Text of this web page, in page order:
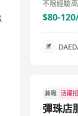
不限經驗
$80-
兼職 活躍
彈珠店